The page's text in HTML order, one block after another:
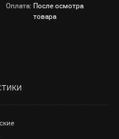
Оплата: После осмотра
товара